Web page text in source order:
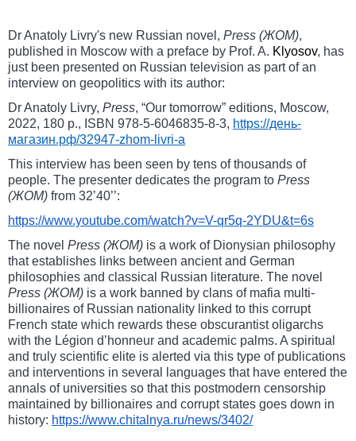
Dr Anatoly Livry's new Russian novel, Press (ЖОМ),
published in Moscow with a preface by Prof. A. Klyosov, has
just been presented on Russian television as part of an
interview on geopolitics with its author:
Dr Anatoly Livry, Press, “Our tomorrow” editions, Moscow,
2022, 180 p., ISBN 978-5-6046835-8-3, https://день-
магазин.рф/32947-zhom-livri-a
This interview has been seen by tens of thousands of
people. The presenter dedicates the program to Press
(ЖОМ) from 32’40’’:
https://www.youtube.com/watch?v=V-qr5q-2YDU&t=6s
The novel Press (ЖОМ) is a work of Dionysian philosophy
that establishes links between ancient and German
philosophies and classical Russian literature. The novel
Press (ЖОМ) is a work banned by clans of mafia multi-
billionaires of Russian nationality linked to this corrupt
French state which rewards these obscurantist oligarchs
with the Légion d’honneur and academic palms. A spiritual
and truly scientific elite is alerted via this type of publications
and interventions in several languages ​​that have entered the
annals of universities so that this postmodern censorship
maintained by billionaires and corrupt states goes down in
history: https://www.chitalnya.ru/news/3402/